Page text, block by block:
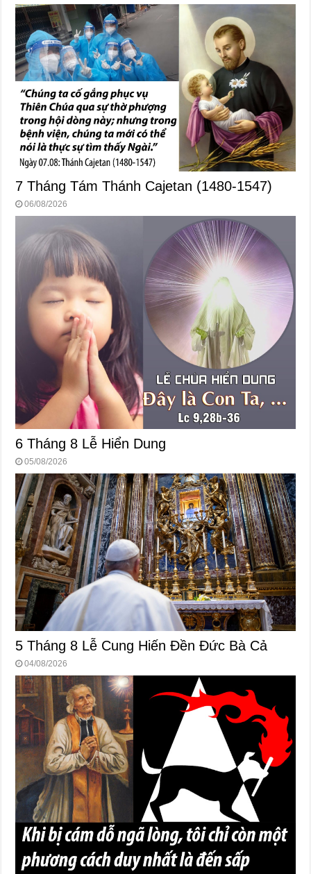
7 Tháng Tám Thánh Cajetan (1480-1547)
06/08/2026
6 Tháng 8 Lễ Hiển Dung
05/08/2026
5 Tháng 8 Lễ Cung Hiến Ðền Ðức Bà Cả
04/08/2026